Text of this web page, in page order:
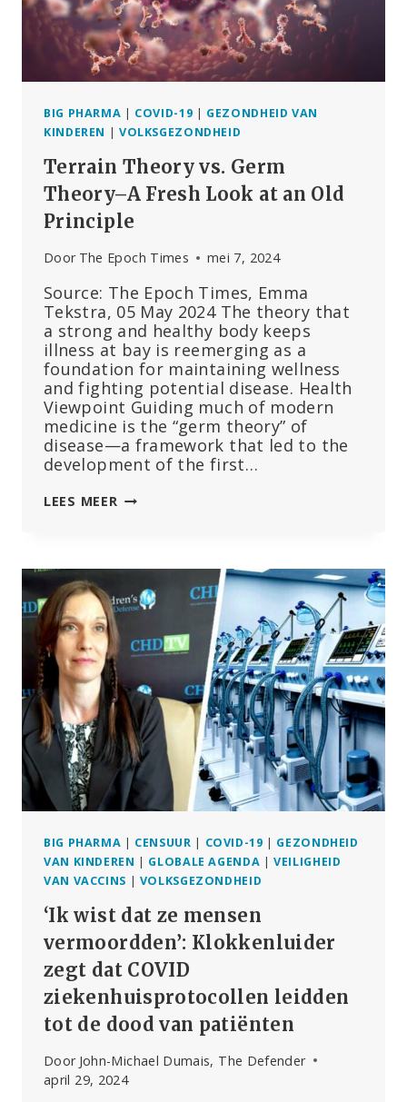
BIG PHARMA | COVID-19 | GEZONDHEID VAN
KINDEREN | VOLKSGEZONDHEID
Terrain Theory vs. Germ
Theory–A Fresh Look at an Old
Principle
Door The Epoch Times mei 7, 2024
Source: The Epoch Times, Emma
Tekstra, 05 May 2024 The theory that
a strong and healthy body keeps
illness at bay is reemerging as a
foundation for maintaining wellness
and fighting potential disease. Health
Viewpoint Guiding much of modern
medicine is the “germ theory” of
disease—a framework that led to the
development of the first…
LEES MEER TERRAIN
A
FRESH
LOOK
AT
OLD
PRINCIPLE
BIG PHARMA | CENSUUR | COVID-19 | GEZONDHEID
VAN KINDEREN | GLOBALE AGENDA |VEILIGHEID
VAN VACCINS | VOLKSGEZONDHEID
‘Ik wist dat ze mensen
vermoordden’: Klokkenluider
zegt dat COVID
ziekenhuisprotocollen leidden
tot de dood van patiënten
Door John-Michael Dumais, The Defender
april 29, 2024